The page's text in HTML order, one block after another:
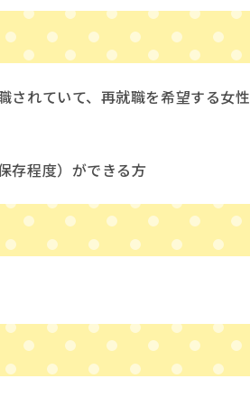
されていて、再就職を希望する女性
存程度）ができる方